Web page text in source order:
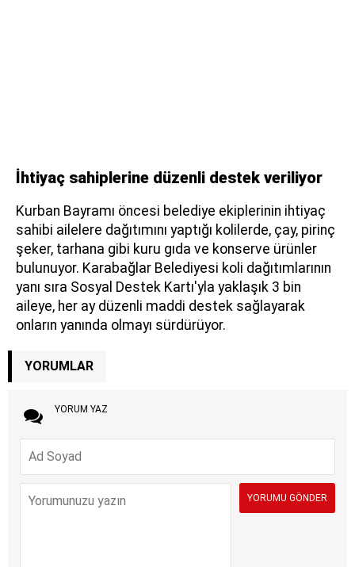
İhtiyaç sahiplerine düzenli destek veriliyor
Kurban Bayramı öncesi belediye ekiplerinin ihtiyaç
sahibi ailelere dağıtımını yaptığı kolilerde, çay, pirinç
şeker, tarhana gibi kuru gıda ve konserve ürünler
bulunuyor. Karabağlar Belediyesi koli dağıtımlarının
yanı sıra Sosyal Destek Kartı'yla yaklaşık 3 bin
aileye, her ay düzenli maddi destek sağlayarak
onların yanında olmayı sürdürüyor.
YORUMLAR
YORUM YAZ